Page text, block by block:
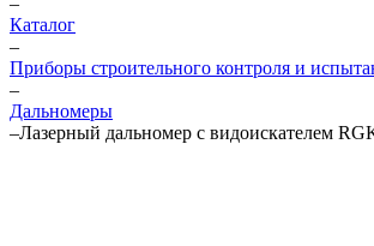
Каталог
–
Приборы строительного контроля и
–
Дальномеры
–Лазерный дальномер с видоискателем